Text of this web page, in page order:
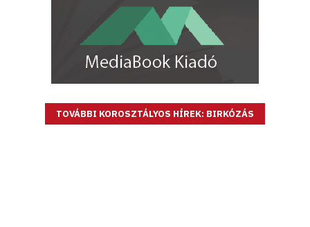
TOVÁBBI KOROSZTÁLYOS HÍREK: BIRKÓZÁS